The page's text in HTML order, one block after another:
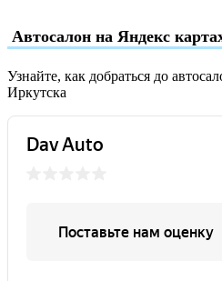
Автосалон на Яндекс
Узнайте, как добраться до
Иркутска